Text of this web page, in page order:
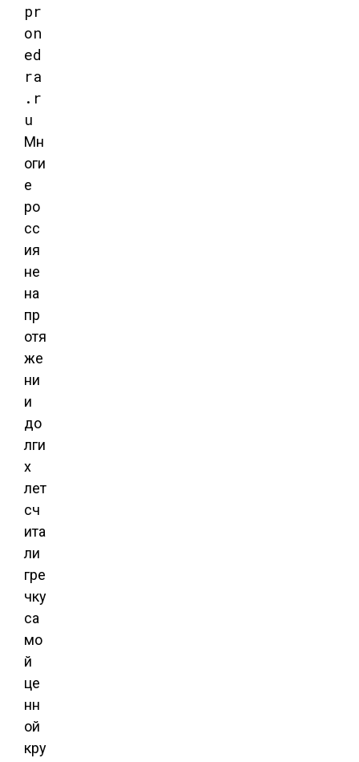
pr
on
ed
ra
.r
u
Мн
оги
е
ро
сс
ия
не
на
пр
отя
же
ни
и
до
лги
х
лет
сч
ита
ли
гре
чку
са
мо
й
це
нн
ой
кру